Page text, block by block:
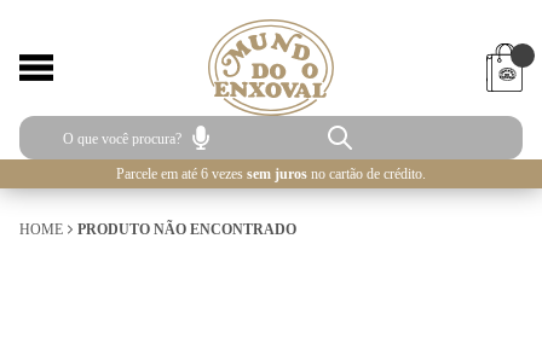
Parcele em até 6 vezes sem juros no cartão de crédito.
HOME PRODUTO NÃO ENCONTRADO